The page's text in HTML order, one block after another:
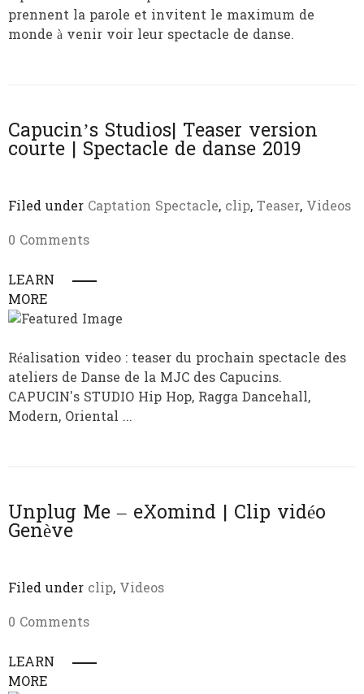
prennent la parole et invitent le maximum de
monde à venir voir leur spectacle de danse.
Capucin’s Studios| Teaser version
courte | Spectacle de danse 2019
Filed under Captation Spectacle, clip,Teaser, Videos
0 Comments
LEARN
MORE
Réalisation video : teaser du prochain spectacle des
ateliers de Danse de la MJC des Capucins.
CAPUCIN's STUDIO Hip Hop, Ragga Dancehall,
Modern, Oriental ...
Unplug Me – eXomind | Clip vidéo
Genève
Filed under clip, Videos
0 Comments
LEARN
MORE